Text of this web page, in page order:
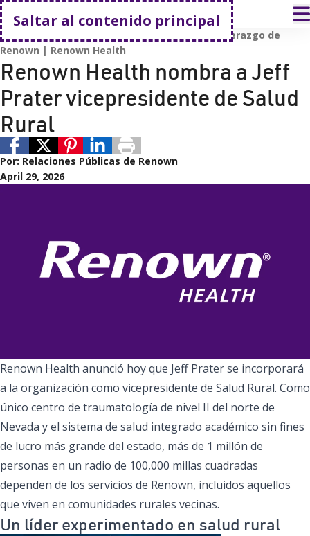
Saltar al contenido principal
Volver a casa
Equipo de liderazgo de Renown
Equipo de liderazgo de
Renown
Renown Health
Renown Health nombra a Jeff
Prater vicepresidente de Salud
Rural
Por: Relaciones Públicas de Renown
April 29, 2026
Renown Health anunció hoy que Jeff Prater se incorporará
a la organización como vicepresidente de Salud Rural. Como
único centro de traumatología de nivel II del norte de
Nevada y el sistema de salud integrado académico sin fines
de lucro más grande del estado, más de 1 millón de
personas en un radio de 100,000 millas cuadradas
dependen de los servicios de Renown, incluidos aquellos
que viven en comunidades rurales vecinas.
Un líder experimentado en salud rural